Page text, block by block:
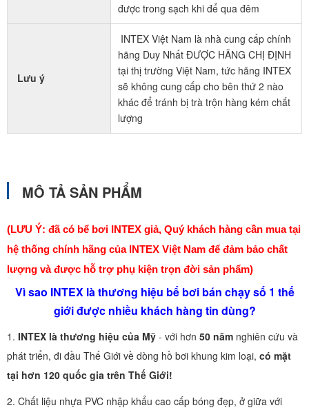
được trong sạch khi để qua đêm
Lưu ý
INTEX Việt Nam là nhà cung cấp chính
hãng Duy Nhất ĐƯỢC HÃNG CHỊ ĐỊNH
tại thị trường Việt Nam, tức hãng INTEX
sẽ không cung cấp cho bên thứ 2 nào
khác để tránh bị trà trộn hàng kém chất
lượng
MÔ TẢ SẢN PHẨM
(LƯU Ý: đã có bể bơi INTEX giả, Quý khách hàng cần mua tại
hệ thống chính hãng của INTEX Việt Nam để đảm bảo chất
lượng và được hỗ trợ phụ kiện trọn đời sản phẩm)
Vì sao INTEX là thương hiệu bể bơi bán chạy số 1 thế
giới được nhiều khách hàng tin dùng?
1. INTEX là thương hiệu của Mỹ - với hơn 50 năm nghiên cứu và
phát triển, đi đầu Thế Giới về dòng hồ bơi khung kim loại, có mặt
tại hơn 120 quốc gia trên Thế Giới!
2. Chất liệu nhựa PVC nhập khẩu cao cấp bóng đẹp, ở giữa với